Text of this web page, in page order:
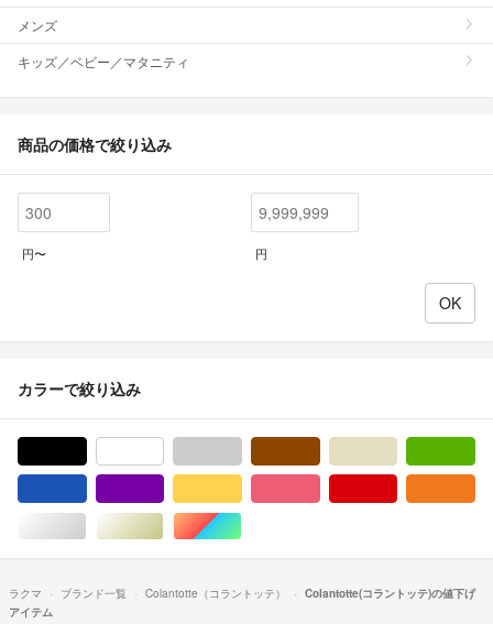
メンズ
キッズ／ベビー／マタニティ
商品の価格で絞り込み
円〜 円
カラーで絞り込み
シルバー/銀色系ゴールド/金色系マルチカラー
ラクマ ブランド一覧 Colantotte（コラントッテ）
Colantotte(コラントッテ)の値下げ
アイテム